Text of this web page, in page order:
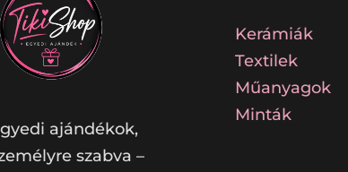
ajándékok,
szabva –
Kerámiák
Textilek
Műanyagok
Minták